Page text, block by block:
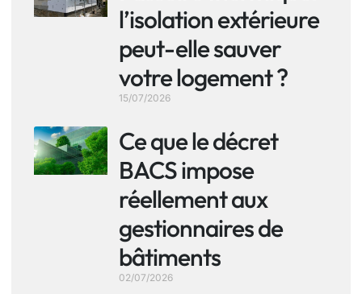
l’isolation extérieure
peut-elle sauver
votre logement ?
15/07/2026
Ce que le décret
BACS impose
réellement aux
gestionnaires de
bâtiments
02/07/2026